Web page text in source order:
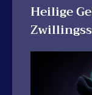
Heilige